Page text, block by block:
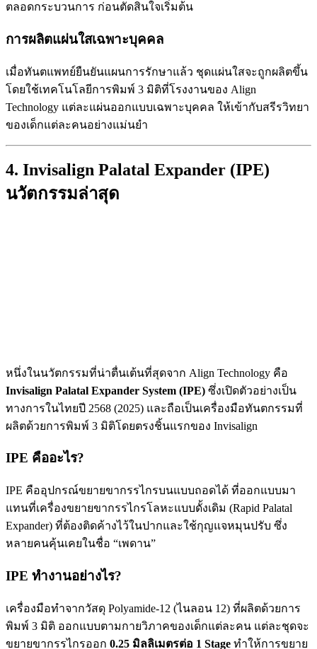
ตลอดกระบวนการ ก่อนตัดสินใจเริ่มต้น
การผลิตแผ่นใสเฉพาะบุคคล
เมื่อทันตแพทย์ยืนยันแผนการรักษาแล้ว ชุดแผ่นใสจะถูกผลิตขึ้น
โดยใช้เทคโนโลยีการพิมพ์ 3 มิติที่โรงงานของ Align
Technology แต่ละแผ่นออกแบบเฉพาะบุคคล ให้เข้ากับสรีรวิทยา
ของเด็กแต่ละคนอย่างแม่นยำ
4. Invisalign Palatal Expander (IPE)
นวัตกรรมล่าสุด
หนึ่งในนวัตกรรมที่น่าตื่นเต้นที่สุดจาก Align Technology คือ
Invisalign Palatal Expander System (IPE) ซึ่งเปิดตัวอย่างเป็น
ทางการในไทยปี 2568 (2025) และถือเป็นเครื่องมือทันตกรรมที่
ผลิตด้วยการพิมพ์ 3 มิติโดยตรงชิ้นแรกของ Invisalign
IPE คืออะไร?
IPE คืออุปกรณ์ขยายขากรรไกรบนแบบถอดได้ ที่ออกแบบมา
แทนที่เครื่องขยายขากรรไกรโลหะแบบดั้งเดิม (Rapid Palatal
Expander) ที่ต้องติดค้างไว้ในปากและใช้กุญแจหมุนปรับ ซึ่ง
หลายคนคุ้นเคยในชื่อ “เพดาน”
IPE ทำงานอย่างไร?
เครื่องมือทำจากวัสดุ Polyamide-12 (ไนลอน 12) ที่ผลิตด้วยการ
พิมพ์ 3 มิติ ออกแบบตามกายวิภาคของเด็กแต่ละคน แต่ละชุดจะ
ขยายขากรรไกรออก 0.25 มิลลิเมตรต่อ 1 Stage ทำให้การขยาย